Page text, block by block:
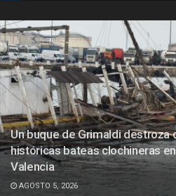
Un buque de Grimaldi destroza
históricas bateas clochineras
Valencia
AGOSTO 5, 2026